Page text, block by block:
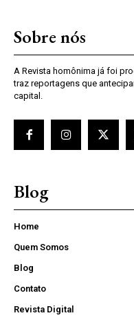
Sobre nós
A Revista homônima já foi
traz reportagens que
capital.
Blog
Home
Quem Somos
Blog
Contato
Revista Digital